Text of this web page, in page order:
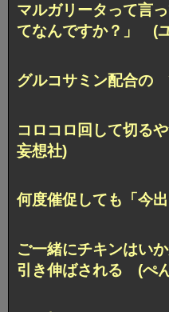
マルガリータって言
てなんですか？」 (
グルコサミン配合
コロコロ回して切る
妄想社)
何度催促しても「今
ご一緒にチキンはいか
引き伸ばされる (ぺ